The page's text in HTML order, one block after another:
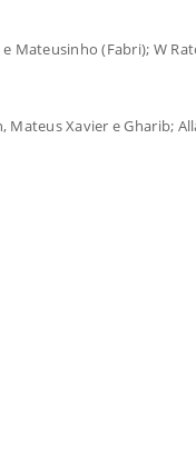
Mateusinho (Fabri); W
Mateus Xavier e Gharib;